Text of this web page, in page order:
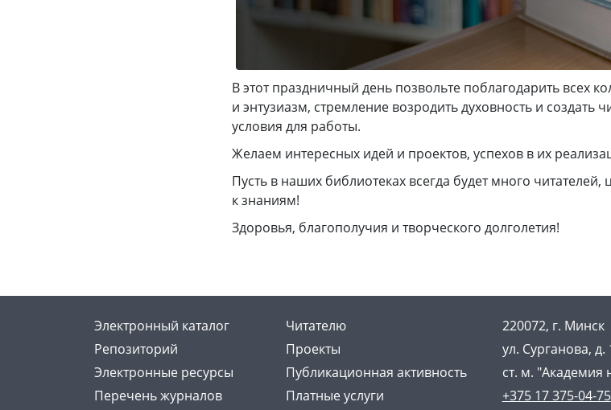
В этот праздничный день позвольте поблагодарить всех
и энтузиазм, стремление возродить духовность и
условия для работы.
Желаем интересных идей и проектов, успехов в их
Пусть в наших библиотеках всегда будет много
к знаниям!
Здоровья, благополучия и творческого долголетия!
Электронный каталог
Читателю
Репозиторий
Проекты
Электронные ресурсы
Публикационная активность
Перечень журналов
Платные услуги
220072, г. Минск
ул. Сурганова, д.
ст. м. "Академия
+375 17 375-04-75